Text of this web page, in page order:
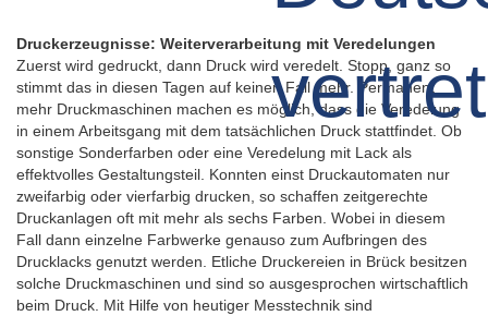
Druckerzeugnisse: Weiterverarbeitung mit Veredelungen
Zuerst wird gedruckt, dann Druck wird veredelt. Stopp, ganz so
stimmt das in diesen Tagen auf keinen Fall mehr. Permanent
mehr Druckmaschinen machen es möglich, dass die Veredelung
in einem Arbeitsgang mit dem tatsächlichen Druck stattfindet. Ob
sonstige Sonderfarben oder eine Veredelung mit Lack als
effektvolles Gestaltungsteil. Konnten einst Druckautomaten nur
zweifarbig oder vierfarbig drucken, so schaffen zeitgerechte
Druckanlagen oft mit mehr als sechs Farben. Wobei in diesem
Fall dann einzelne Farbwerke genauso zum Aufbringen des
Drucklacks genutzt werden. Etliche Druckereien in Brück besitzen
solche Druckmaschinen und sind so ausgesprochen wirtschaftlich
beim Druck. Mit Hilfe von heutiger Messtechnik sind